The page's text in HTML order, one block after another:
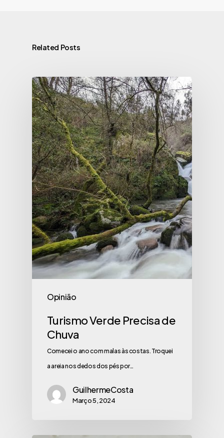
Related Posts
Opinião
Turismo Verde Precisa de
Chuva
Comecei o ano com malas às costas. Troquei
a areia nos dedos dos pés por…
GuilhermeCosta
Março 5, 2024